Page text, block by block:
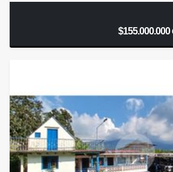
$155.000.000